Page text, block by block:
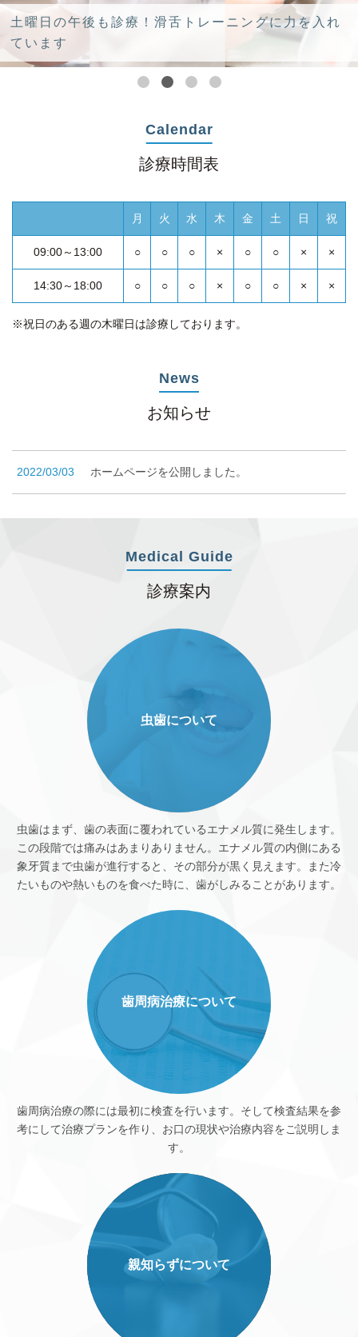
土曜日の午後も診療！滑舌トレーニングに力を入れ
ています
Calendar
診療時間表
月 火 水 木 金 土 日 祝
09:00～13:00 ○ ○ ○ × ○ ○ × ×
14:30～18:00 ○ ○ ○ × ○ ○ × ×
※祝日のある週の木曜日は診療しております。
News
お知らせ
2022/03/03 ホームページを公開しました。
Medical Guide
診療案内
虫歯について
虫歯はまず、歯の表面に覆われているエナメル質に発生します。
この段階では痛みはあまりありません。エナメル質の内側にある
象牙質まで虫歯が進行すると、その部分が黒く見えます。また冷
たいものや熱いものを食べた時に、歯がしみることがあります。
歯周病治療について
歯周病治療の際には最初に検査を行います。そして検査結果を参
考にして治療プランを作り、お口の現状や治療内容をご説明しま
す。
親知らずについて